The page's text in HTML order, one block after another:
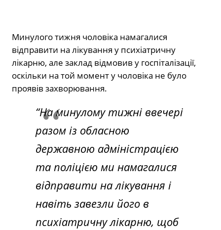
Минулого тижня чоловіка намагалися
відправити на лікування у психіатричну
лікарню, але заклад відмовив у госпіталізації,
оскільки на той момент у чоловіка не було
проявів захворювання.
“На минулому тижні ввечері
разом із обласною
державною адміністрацією
та поліцією ми намагалися
відправити на лікування і
навіть завезли його в
психіатричну лікарню, щоб